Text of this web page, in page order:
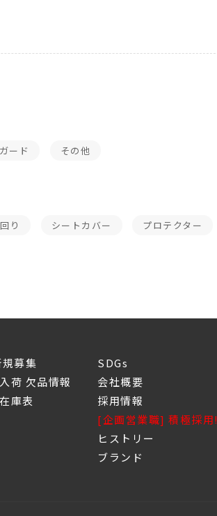
ード その他
り シートカバー プロテクター
募集
荷 欠品情報
表
SDGs
会社概要
採用情報
[企画営業職] 積極採用!
ヒストリー
ブランド